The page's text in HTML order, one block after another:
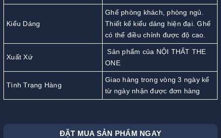
Kiểu Dáng
Ghế phòng khách, phòng ngủ.
Thiết kế kiểu dáng hiện đại. Ghế
có thể điều chỉnh được độ cao.
Xuất Xứ
Sản phẩm của NỘI THẤT THE
ONE
Tình Trạng Hàng
Giao hàng trong vòng 3 ngày kể
từ ngày nhận được đơn hàng
ĐẶT MUA SẢN PHẨM NGAY